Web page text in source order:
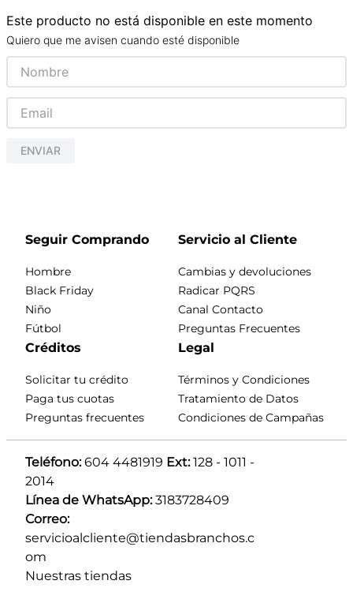
Este producto no está disponible en este momento
Quiero que me avisen cuando esté disponible
ENVIAR
Seguir Comprando
Hombre
Black Friday
Niño
Fútbol
Servicio al Cliente
Cambias y devoluciones
Radicar PQRS
Canal Contacto
Preguntas Frecuentes
Créditos
Solicitar tu crédito
Paga tus cuotas
Preguntas frecuentes
Legal
Términos y Condiciones
Tratamiento de Datos
Condiciones de Campañas
Teléfono: 604 4481919 Ext: 128 - 1011 -
2014
Línea de WhatsApp: 3183728409
Correo:
servicioalcliente@tiendasbranchos.c
om
Nuestras tiendas